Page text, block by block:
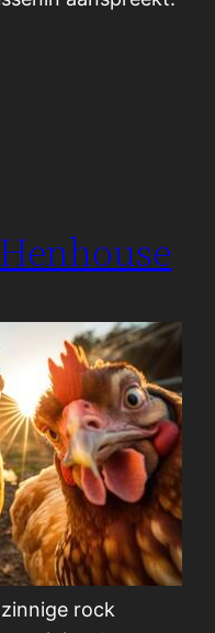
rock